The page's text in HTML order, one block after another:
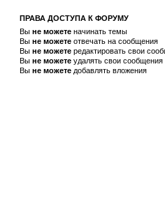
ПРАВА ДОСТУПА К ФОРУМУ
Вы не можете начинать темы
Вы не можете отвечать на сообщения
Вы не можете редактировать свои
Вы не можете удалять свои сообщения
Вы не можете добавлять вложения